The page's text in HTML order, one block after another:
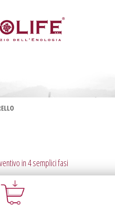
in 4 semplici fasi